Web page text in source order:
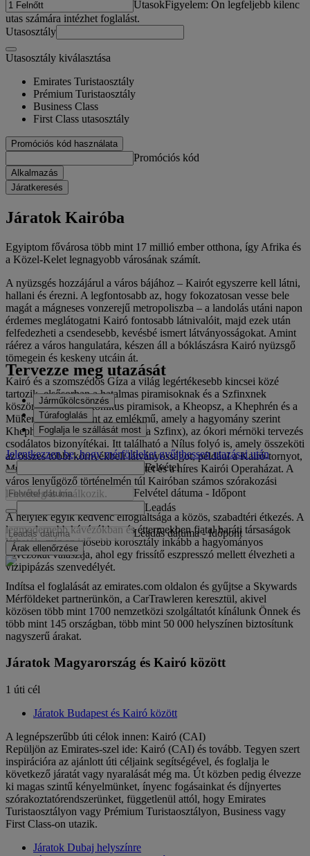
UtasokFigyelem: Ön legfeljebb kilenc
utas számára intézhet foglalást.
Utasosztály
Utasosztály kiválasztása
Emirates Turistaosztály
Prémium Turistaosztály
Business Class
First Class utasosztály
Promóciós kód használata
Promóciós kód
Alkalmazás
Járatkeresés
Járatok Kairóba
Egyiptom fővárosa több mint 17 millió ember otthona, így Afrika és
a Közel-Kelet legnagyobb városának számít.
A nyüzsgés hozzájárul a város bájához – Kairót egyszerre kell látni,
hallani és érezni. A legfontosabb az, hogy fokozatosan vesse bele
magát a mágneses vonzerejű metropoliszba – a landolás utáni napon
érdemes meglátogatni Kairó fontosabb látnivalóit, majd ezek után
felfedezheti a csendesebb, kevésbé ismert látványosságokat. Amint
ráérez a város hangulatára, készen áll a bóklászásra Kairó nyüzsgő
tömegein és keskeny utcáin át.
Kairó és a szomszédos Gíza a világ legértékesebb kincsei közé
tartozik, elsősorban a hatalmas piramisoknak és a Szfinxnek
köszönhetően. Az ikonikus piramisok, a Kheopsz, a Khephrén és a
Mükerinosz, valamint az emlékmű, amely a hagyomány szerint
Khephrén fáraó arcát ábrázolja (a Szfinx), az ókori mérnöki tervezés
csodálatos bizonyítékai. Itt található a Nílus folyó is, amely összeköti
az összes többi környékbeli látványosságot, például a Kairó-tornyot,
Muhammad Ali hatalmas mecsetét és a híres Kairói Operaházat. A
város lenyűgöző történelmén túl Kairóban számos szórakozási
lehetőség is kínálkozik.
A helyiek egyik kedvenc elfoglaltsága a közös, szabadtéri étkezés. A
legmodernebb kávézókban és éttermekben fiatal baráti társaságok
láthatók, míg az idősebb korosztály inkább a hagyományos
kávézókat választja, ahol egy frissítő eszpresszó mellett élvezheti a
vízipipázás szenvedélyét.
Tervezze meg utazását
Járműkölcsönzés
Túrafoglalás
Foglalja le szállását most
Jelentkezzen be, hogy mérföldeket gyűjthessen utazásai után
Felvétel
Felvétel dátuma - Időpont
Leadás
Leadás dátuma - Időpont
Árak ellenőrzése
Indítsa el foglalását az emirates.com oldalon és gyűjtse a Skywards
Mérföldeket partnerünkön, a CarTrawleren keresztül, akivel
közösen több mint 1700 nemzetközi szolgáltatót kínálunk Önnek és
több mint 145 országban, több mint 50 000 helyszínen biztosítunk
nagyszerű árakat.
Járatok Magyarország és Kairó között
1 úti cél
Járatok Budapest és Kairó között
A legnépszerűbb úti célok innen: Kairó (CAI)
Repüljön az Emirates-szel ide: Kairó (CAI) és tovább. Tegyen szert
inspirációra az ajánlott úti céljaink segítségével, és foglalja le
következő járatát vagy nyaralását még ma. Út közben pedig élvezze
ki magas szintű kényelmünket, ínyenc fogásainkat és díjnyertes
szórakoztatórendszerünket, függetlenül attól, hogy Emirates
Turistaosztályon vagy Prémium Turistaosztályon, Business vagy
First Class-on utazik.
Járatok Dubaj helyszínre